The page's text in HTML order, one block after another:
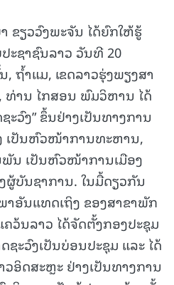
ຽວວົງພະຈັນ ໄດ້ຍົກໃຫ້ຮູ້
ະຊາຊົນລາວ ວັນທີ 20
ຖໍ້າແມ, ເຂດລາວຮຸ່ງພຽງສາ
ທ່ານ ໄກສອນ ພົມວິຫານ ໄດ້
ະວົງ” ຂຶ້ນຢ່າງເປັນທາງການ
ເປັນຫົວໜ້າການທະຫານ,
ນ ເປັນຫົວໜ້າການເມືອງ
ຜູ້ບັນຊາການ. ໃນມື້ດຽວກັນ
ອັນແທດເຖິງ ຂອງສາຂາພັກ
ວ້ນລາວ ໄດ້ຈັດຕັ້ງກອງປະຊຸມ
ະວົງເປັນບ່ອນປະຊຸມ ແລະ ໄດ້
ອິດສະຫຼະ ຢ່າງເປັນທາງການ